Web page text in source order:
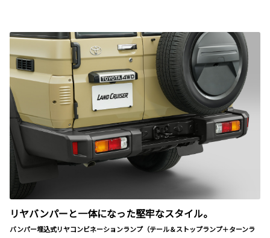
リヤバンパーと一体になった堅牢なスタイル。
バンパー埋込式リヤコンビネーションランプ（テール＆ストップランプ＋ターンラ